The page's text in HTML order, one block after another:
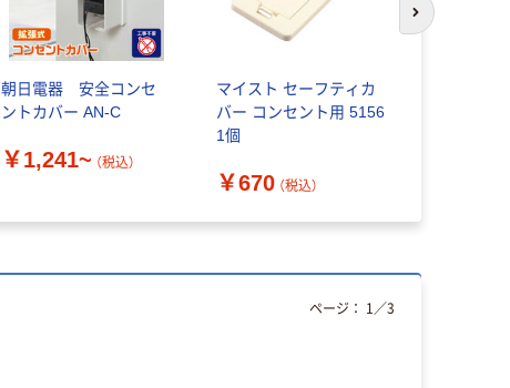
朝日電器 安全コンセ
ントカバー AN-C
￥1,241~ （税込）
マイスト セーフティカ
バー コンセント用 5156
1個
￥670 （税込）
次のスライド
ページ： 1 ／3